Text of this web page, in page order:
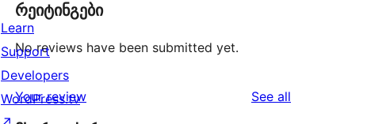
რეიტინგები
No reviews have been submitted yet.
Your review See all
Learn
Support
Developers
WordPress.tv